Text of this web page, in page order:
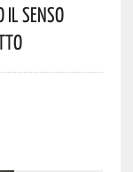
Il Senso